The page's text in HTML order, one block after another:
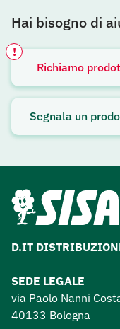
Hai bisogno di
Richiamo
!
Avviso attivo
Segnala un
D.IT
SEDE LEGALE
via Paolo Nanni
40133 Bologna